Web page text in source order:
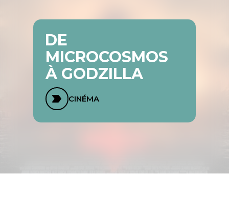
DE
MICROCOSMOS
À GODZILLA
CINÉMA